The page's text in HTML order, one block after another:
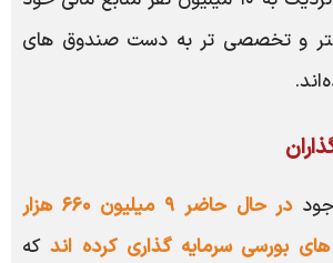
و تخصصی تر به دست صندوق های
در حال حاضر ۹ میلیون ۶۶۰ هزار
بورسی سرمایه گذاری کرده اندکه